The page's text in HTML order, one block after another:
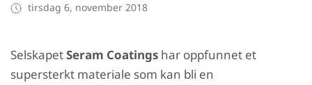
tirsdag 6, november 2018
SelskapetSeram Coatings har oppfunnet et
supersterkt materiale som kan bli en